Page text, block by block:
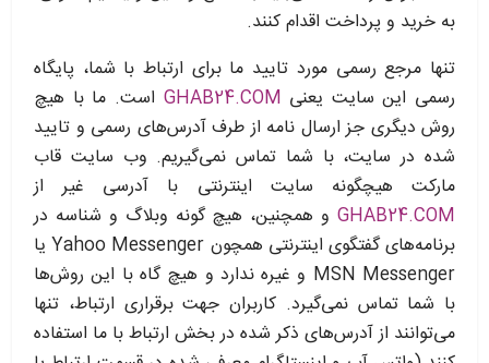
به خرید و پرداخت اقدام کنند.
تنها مرجع رسمی مورد تایید ما برای ارتباط با شما، پایگاه
رسمی این سایت یعنی GHAB24.COM است. ما با هیچ
روش دیگری جز ارسال نامه از طرف آدرس‏‌های رسمی و تایید
شده در سایت، با شما تماس نمی‌‏گیریم. وب سایت قاب
مارکت هیچگونه سایت اینترنتی با آدرسی غیر از
GHAB24.COM و همچنین، هیچ گونه وبلاگ و شناسه در
برنامه‏‌های گفتگوی اینترنتی همچون Yahoo Messengerیا
MSN Messenger و غیره ندارد و هیچ ‏گاه با این روش‏‌ها
با شما تماس نمی‏‌گیرد. کاربران جهت برقراری ارتباط، تنها
می‏‌توانند از آدرس‌‏های ذکر شده در بخش ارتباط با ما استفاده